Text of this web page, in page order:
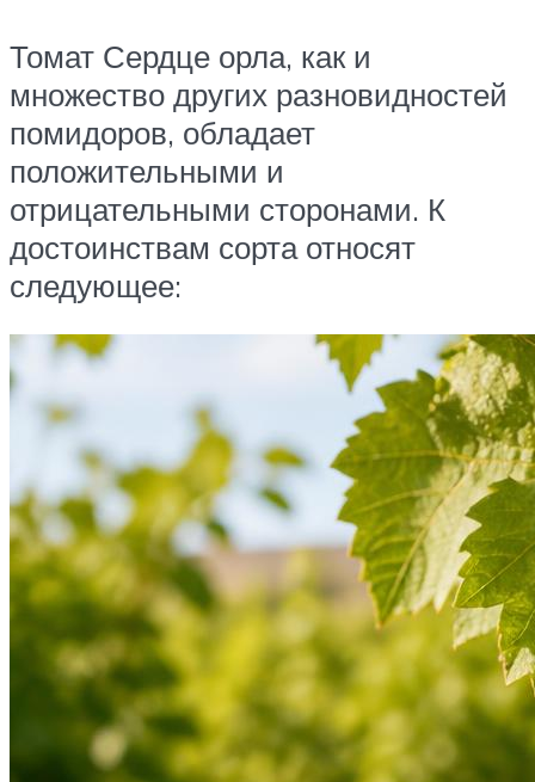
Томат Сердце орла, как и
множество других разновидностей
помидоров, обладает
положительными и
отрицательными сторонами. К
достоинствам сорта относят
следующее: